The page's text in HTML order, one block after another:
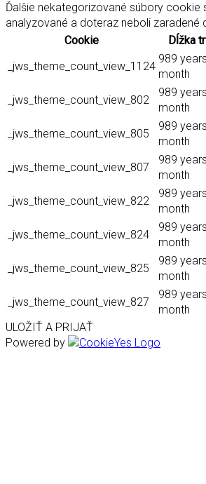
Ďalšie nekategorizované súbory cookie
analyzované a doteraz neboli zaradené
Cookie
Dĺžka
_jws_theme_count_view_1124
989
month
_jws_theme_count_view_802
989
month
_jws_theme_count_view_805
989
month
_jws_theme_count_view_807
989
month
_jws_theme_count_view_822
989
month
_jws_theme_count_view_824
989
month
_jws_theme_count_view_825
989
month
_jws_theme_count_view_827
989
month
ULOŽIŤ A PRIJAŤ
Powered by